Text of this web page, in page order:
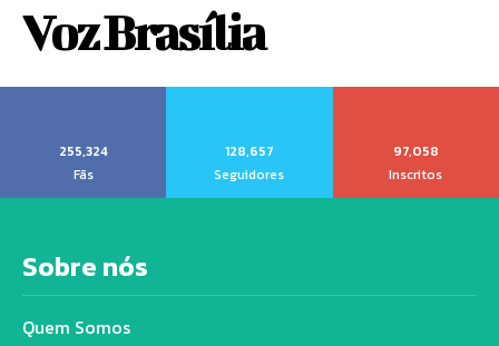
Voz Brasília
255,324
Fãs
128,657
Seguidores
97,058
Inscritos
Sobre nós
Quem Somos